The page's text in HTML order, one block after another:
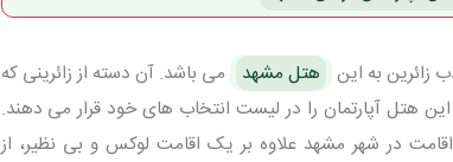
زائرین به این هتل مشهد
می باشد. آن دسته از زائرینی که
هتل آپارتمان را در لیست انتخاب های خود قرار می دهند.
در شهر مشهد علاوه بر یک اقامت لوکس و بی نظیر، از